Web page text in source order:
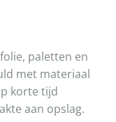
paletten en
met materiaal
korte tijd
aan opslag.